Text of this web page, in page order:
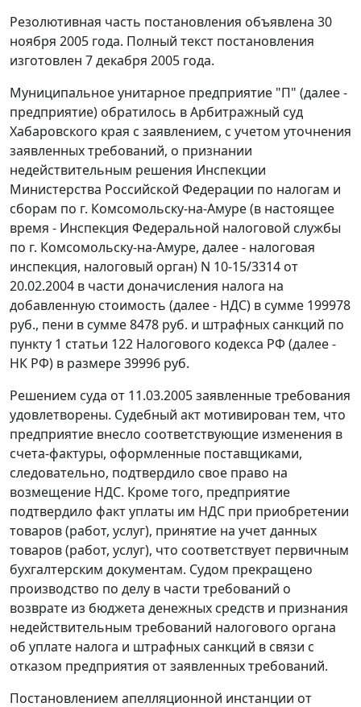
Резолютивная часть постановления объявлена 30
ноября 2005 года. Полный текст постановления
изготовлен 7 декабря 2005 года.
Муниципальное унитарное предприятие "П" (далее -
предприятие) обратилось в Арбитражный суд
Хабаровского края с заявлением, с учетом уточнения
заявленных требований, о признании
недействительным решения Инспекции
Министерства Российской Федерации по налогам и
сборам по г. Комсомольску-на-Амуре (в настоящее
время - Инспекция Федеральной налоговой службы
по г. Комсомольску-на-Амуре, далее - налоговая
инспекция, налоговый орган) N 10-15/3314 от
20.02.2004 в части доначисления налога на
добавленную стоимость (далее - НДС) в сумме 199978
руб., пени в сумме 8478 руб. и штрафных санкций по
пункту 1 статьи 122 Налогового кодекса РФ (далее -
НК РФ) в размере 39996 руб.
Решением суда от 11.03.2005 заявленные требования
удовлетворены. Судебный акт мотивирован тем, что
предприятие внесло соответствующие изменения в
счета-фактуры, оформленные поставщиками,
следовательно, подтвердило свое право на
возмещение НДС. Кроме того, предприятие
подтвердило факт уплаты им НДС при приобретении
товаров (работ, услуг), принятие на учет данных
товаров (работ, услуг), что соответствует первичным
бухгалтерским документам. Судом прекращено
производство по делу в части требований о
возврате из бюджета денежных средств и признания
недействительным требований налогового органа
об уплате налога и штрафных санкций в связи с
отказом предприятия от заявленных требований.
Постановлением апелляционной инстанции от